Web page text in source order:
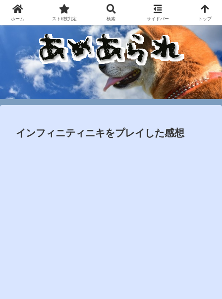
インフィニティニキをプレイした感想
ホーム スト6技判定 検索 サイドバー トップ